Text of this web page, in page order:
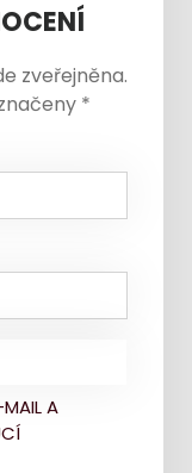
zveřejněna.
*
A